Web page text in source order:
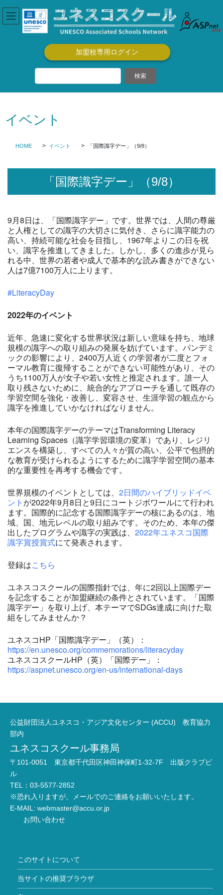
ン
テ
ビ
ゲ
加盟校専用ログイン
イベント
HOME イベント 「国際識字デー」（9/8）
「国際識字デー」（9/8）
9月8日は、「国際識字デー」です。世界では、人間の尊厳
と人権としての識字の大切さに気付き、さらに識字能力の
高い、持続可能な社会を目指し、1967年よりこの日を祝
い、識字を推進してきました。しかし、多くの進歩が見ら
れる中、世界の若者や成人で基本的な読み書きができない
人は7億7100万人に上ります。
#LiteracyDay
2022年のイベント
近年、急速に変化する世界状況は新しい意味を持ち、地球
規模の識字への取り組みの発展を妨げています。パンデミ
ックの影響により、2400万人近くの学習者が二度とフォ
ーマル教育に復帰することができない可能性があり、その
うち1100万人が女子や若い女性と推定されます。誰一人
取り残さないために、統合的なアプローチを通して既存の
学習空間を強化・改善し、変容させ、生涯学習の観点から
識字を推進していかなければなりません。
本年の国際識字デーのテーマはTransforming Literacy
Learning Spaces（識字学習環境の変革）であり、レジリ
エンスを構築し、すべての人々が質の高い、公平で包摂的
な教育が受けられるようにするために識字学習空間の基本
的な重要性を再考する機会です。
世界規模のイベントとしては、 2日間のハイブリッドイベ
ント が2022年9月8日と9日にコートジボワールにて行われ
ます。国際的に記念する国際識字デーの核にあるのは、地
域、国、地元レベルの取り組みです。そのため、本年の傑
出したプログラムや識字の実践は、 2022年ユネスコ国際
識字賞授賞式にて発表されます。
登録はこちら
ユネスコスクールの国際指針では、年に2回以上国際デー
を記念することが加盟継続の条件とされています。「国際
識字デー」を取り上げ、本テーマでSDGs達成に向けた取
組をしてみませんか？
ユネスコHP「国際識字デー」（英）：
https://en.unesco.org/commemorations/literacyday
ユネスコスクールHP（英）「国際デー」：
https://aspnet.unesco.org/en-us/international-days
公益財団法人ユネスコ・アジア文化センター (ACCU) 教育協力
部内
ユネスコスクール事務局
〒101-0051 東京都千代田区神田神保町1-32-7F 出版クラブビ
ル
TEL：03-5577-2852
※恐れ入りますが、メールでのご連絡をお願いいたします。
E-MAIL: webmaster@accu.or.jp
お問い合わせ
このサイトについて
当サイトの推奨ブラウザ